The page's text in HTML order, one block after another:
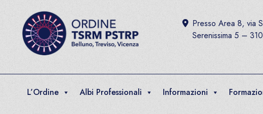
Presso Area 8, via
Serenissima 5 –
L’Ordine Albi Professionali Informazioni